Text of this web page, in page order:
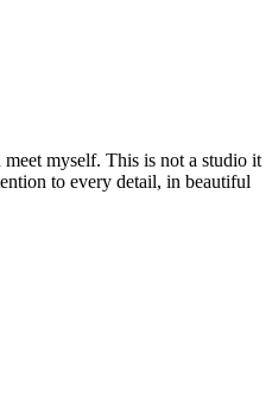
myself. This is not a studio it
to every detail, in beautiful